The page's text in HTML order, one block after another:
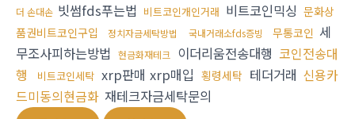
더 손대손 빗썸fds푸는법 비트코인개인거래 비트코인믹싱 문화상
품권비트코인구입
정치자금세탁방법 국내거래소fds증빙 무통코인 세
무조사피하는방법 현금화재테크 이더리움전송대행 코인전송대
행
비트코인세탁 xrp판매 xrp매입 횡령세탁 테더거래 신용카
드미동의현금화 재테크자금세탁문의